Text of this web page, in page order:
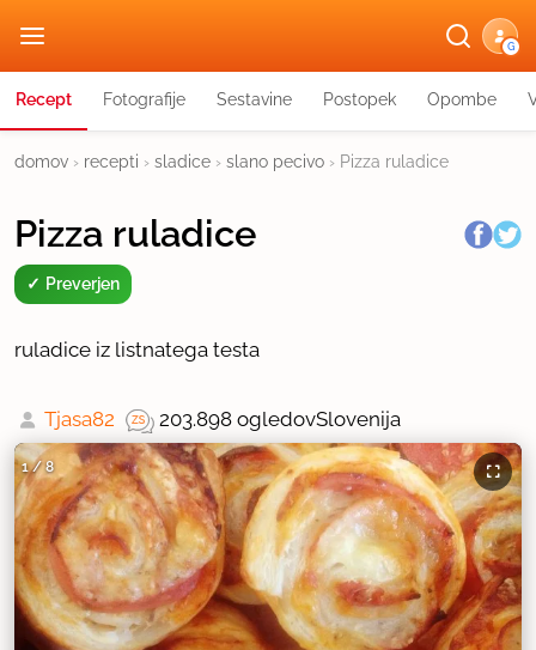
G
Recept Fotografije Sestavine Postopek Opombe
domov › recepti › sladice › slano pecivo › Pizza ruladice
Pizza ruladice
Preverjen
ruladice iz listnatega testa
Tjasa82 203.898 ogledovSlovenija
1/8